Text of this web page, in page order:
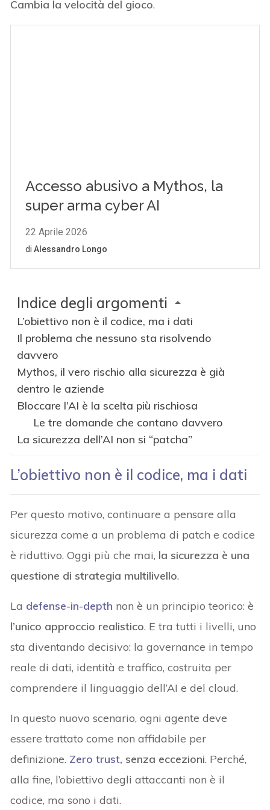
Cambia la velocità del gioco.
Indice degli argomenti
L’obiettivo non è il codice, ma i dati
Il problema che nessuno sta risolvendo
davvero
Mythos, il vero rischio alla sicurezza è già
dentro le aziende
Bloccare l’AI è la scelta più rischiosa
Le tre domande che contano davvero
La sicurezza dell’AI non si “patcha”
L’obiettivo non è il codice, ma i dati
Per questo motivo, continuare a pensare alla
sicurezza come a un problema di patch e codice
è riduttivo. Oggi più che mai, la sicurezza è una
questione di strategia multilivello.
La defense-in-depth non è un principio teorico: è
l’unico approccio realistico. E tra tutti i livelli, uno
sta diventando decisivo: la governance in tempo
reale di dati, identità e traffico, costruita per
comprendere il linguaggio dell’AI e del cloud.
In questo nuovo scenario, ogni agente deve
essere trattato come non affidabile per
definizione. Zero trust, senza eccezioni. Perché,
alla fine, l’obiettivo degli attaccanti non è il
codice, ma sono i dati.